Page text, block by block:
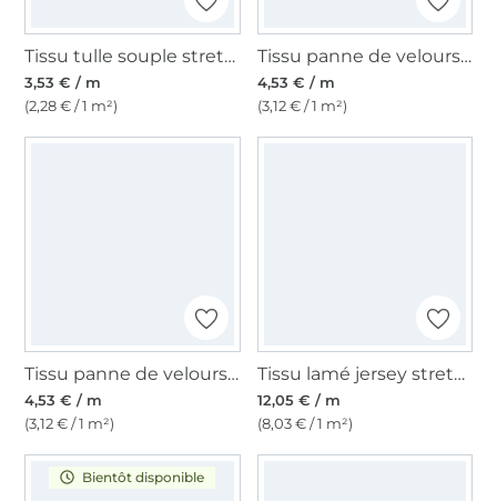
Tissu tulle souple stretch, pourpre
3,53 € / m
(2,28 € / 1 m²)
Tissu panne de velours, vert kiwi
4,53 € / m
(3,12 € / 1 m²)
Tissu panne de velours, rose foncé
4,53 € / m
(3,12 € / 1 m²)
Tissu lamé jersey stretch peau de serpent turquoise foncé
12,05 € / m
(8,03 € / 1 m²)
Bientôt disponible